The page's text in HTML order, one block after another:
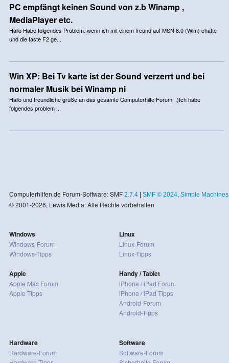
PC empfängt keinen Sound von z.b Winamp ,
MediaPlayer etc.
Hallo Habe folgendes Problem. wenn ich mit einem freund auf MSN 8.0 (Wlm) chatte
und die taste F2 ge...
Win XP: Bei Tv karte ist der Sound verzerrt und bei
normaler Musik bei Winamp ni
Hallo und freundliche grüße an das gesamte Computerhilfe Forum :)Ich habe
folgendes problem ...
Computerhilfen.de Forum-Software: SMF 2.7.4| SMF © 2024, Simple Machines
© 2001-2026, Lewis Media. Alle Rechte vorbehalten
Windows
Windows-Forum
Windows-Tipps
Apple
Apple Mac Forum
Apple Tipps
Linux
Linux-Forum
Linux-Tipps
Handy / Tablet
iPhone / iPad Forum
iPhone / iPad Tipps
Android-Forum
Android-Tipps
Hardware
Hardware-Forum
Software
Software-Forum